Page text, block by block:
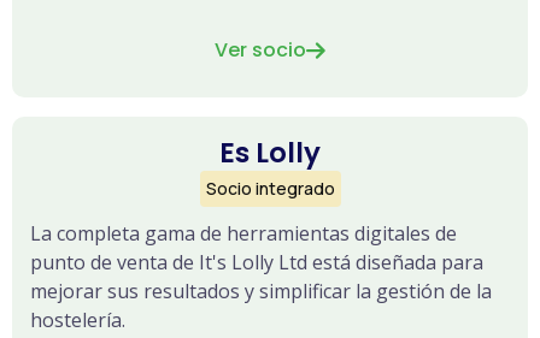
Ver socio
Es Lolly
Socio integrado
La completa gama de herramientas digitales de
punto de venta de It's Lolly Ltd está diseñada para
mejorar sus resultados y simplificar la gestión de la
hostelería.